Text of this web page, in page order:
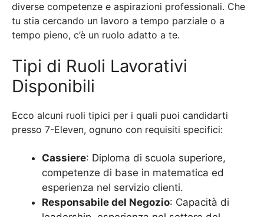
diverse competenze e aspirazioni professionali. Che
tu stia cercando un lavoro a tempo parziale o a
tempo pieno, c’è un ruolo adatto a te.
Tipi di Ruoli Lavorativi
Disponibili
Ecco alcuni ruoli tipici per i quali puoi candidarti
presso 7-Eleven, ognuno con requisiti specifici:
Cassiere: Diploma di scuola superiore,
competenze di base in matematica ed
esperienza nel servizio clienti.
Responsabile del Negozio: Capacità di